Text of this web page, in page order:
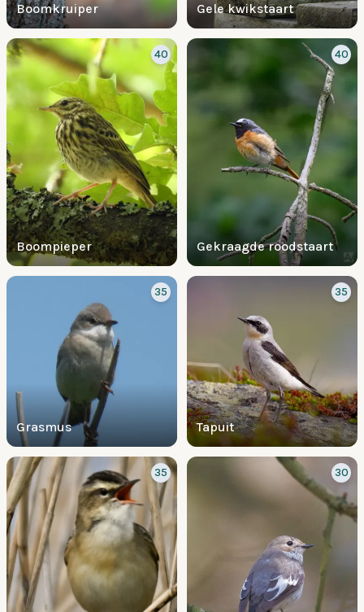
Boomkruiper Gele kwikstaart
Boompieper
40
Gekraagde roodstaart
40
Grasmus
35
Tapuit
35
35 30